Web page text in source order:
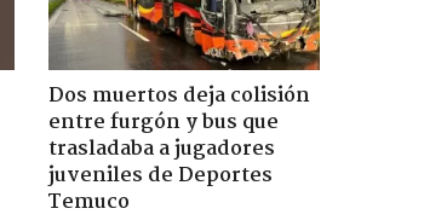
Dos muertos deja colisión
entre furgón y bus que
trasladaba a jugadores
juveniles de Deportes
Temuco